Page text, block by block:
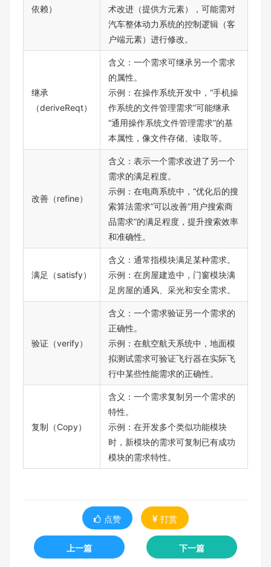
依赖）
术改进（提供方元素），可能需对
汽车整体动力系统的控制逻辑（客
户端元素）进行修改。
继承
（deriveReqt）
含义：一个需求可继承另一个需求
的属性。
示例：在操作系统开发中，“手机操
作系统的文件管理需求”可能继承
“通用操作系统文件管理需求”的基
本属性，像文件存储、读取等。
改善（refine）
含义：表示一个需求改进了另一个
需求的满足程度。
示例：在电商系统中，“优化后的搜
索算法需求”可以改善“用户搜索商
品需求”的满足程度，提升搜索效率
和准确性。
满足（satisfy）
含义：通常指模块满足某种需求。
示例：在房屋建造中，门窗模块满
足房屋的通风、采光和安全需求。
验证（verify）
含义：一个需求验证另一个需求的
正确性。
示例：在航空航天系统中，地面模
拟测试需求可验证飞行器在实际飞
行中某些性能需求的正确性。
复制（Copy）
含义：一个需求复制另一个需求的
特性。
示例：在开发多个类似功能模块
时，新模块的需求可复制已有成功
模块的需求特性。
点赞 打赏
上一篇 下一篇